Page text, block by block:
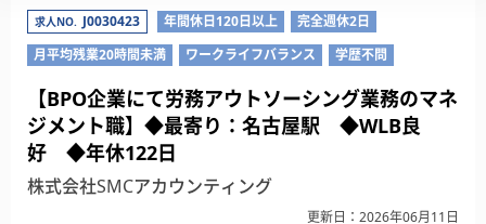
求人NO. J0030423 年間休日120日以上
完全週休2日
月平均残業20時間未満
ワークライフバランス 学歴不問
【BPO企業にて労務アウトソーシング業務のマネ
ジメント職】◆最寄り：名古屋駅 ◆WLB良
好 ◆年休122日
株式会社SMCアカウンティング
更新日：2026年06月11日